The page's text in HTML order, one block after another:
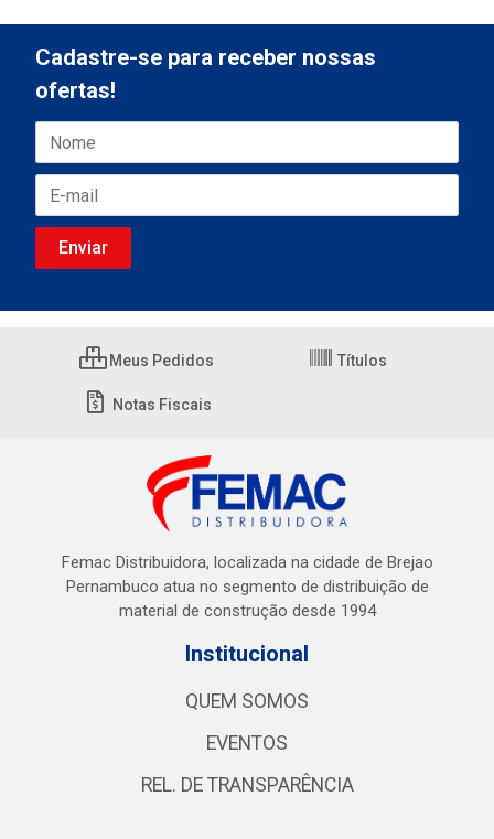
Cadastre-se para receber nossas
ofertas!
Meus Pedidos Títulos
Notas Fiscais
Femac Distribuidora, localizada na cidade de Brejao
Pernambuco atua no segmento de distribuição de
material de construção desde 1994
Institucional
QUEM SOMOS
EVENTOS
REL. DE TRANSPARÊNCIA